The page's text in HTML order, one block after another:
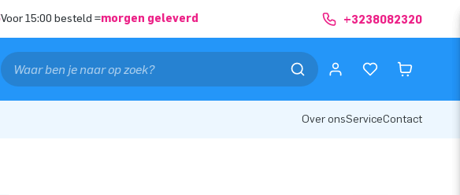
Voor 15:00 besteld =morgen geleverd +3238082320
Over onsServiceContact